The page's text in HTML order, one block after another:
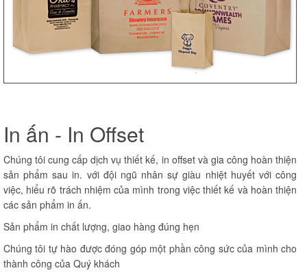
In ấn - In Offset
Chúng tôi cung cấp dịch vụ thiết kế, in offset và gia công hoàn thiện
sản phẩm sau in. với đội ngũ nhân sự giàu nhiệt huyết với công
việc, hiểu rõ trách nhiệm của mình trong việc thiết kế và hoàn thiện
các sản phẩm in ấn.
Sản phẩm in chất lượng, giao hàng đúng hẹn
Chúng tôi tự hào được đóng góp một phần công sức của mình cho
thành công của Quý khách